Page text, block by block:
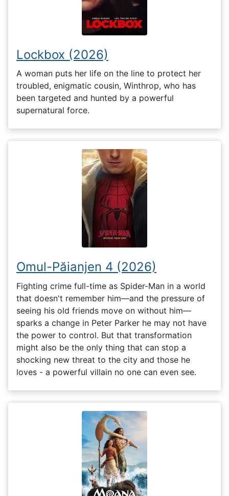
Lockbox (2026)
A woman puts her life on the line to protect her
troubled, enigmatic cousin, Winthrop, who has
been targeted and hunted by a powerful
supernatural force.
Omul-Păianjen 4 (2026)
Fighting crime full-time as Spider-Man in a world
that doesn't remember him—and the pressure of
seeing his old friends move on without him—
sparks a change in Peter Parker he may not have
the power to control. But that transformation
might also be the only thing that can stop a
shocking new threat to the city and those he
loves - a powerful villain no one can even see.